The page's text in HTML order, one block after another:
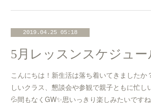
2019.04.25 05:18
こんにちは！新生活は落ち着いてきましたか
しいクラス、懇談会や参観で親子ともに忙し
💦間もなくGW✨思いっきり楽しみたいです